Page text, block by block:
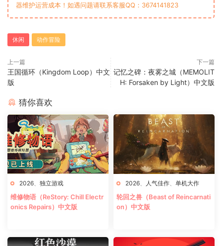
器维护运营成本！如遇问题请联系客服QQ：3674141823
休闲 动作冒险
上一篇
王国循环（Kingdom Loop）中文
版
下一篇
记忆之碑：夜雾之城（MEMOLIT
H: Forsaken by Light）中文版
猜你喜欢
2026 独立游戏
维修物语（ReStory: Chill Electr
onics Repairs）中文版
2026 人气佳作 单机大作
轮回之兽（Beast of Reincarnati
on）中文版